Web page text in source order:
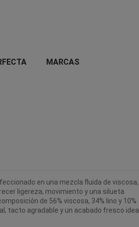
MARCAS
en una mezcla fluida de viscosa,
ligereza, movimiento y una silueta
de 56% viscosa, 34% lino y 10%
tacto agradable y un acabado fresco ideal